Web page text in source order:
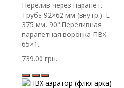
Перелив через парапет.
Труба 92×62 мм (внутр.), L
375 мм, 90°.Переливная
парапетная воронка ПВХ
65×1..
739.00 грн.